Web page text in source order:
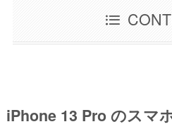
iPhone 13 Pro のスマ